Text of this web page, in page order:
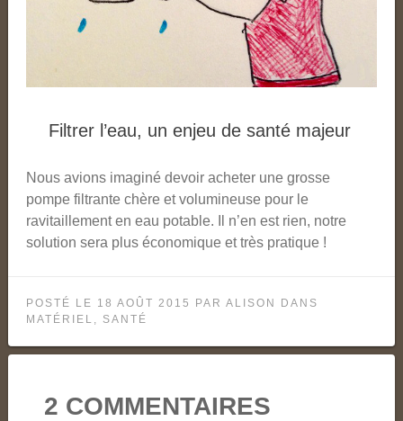
Filtrer l’eau, un enjeu de santé majeur
Nous avions imaginé devoir acheter une grosse
pompe filtrante chère et volumineuse pour le
ravitaillement en eau potable. Il n’en est rien, notre
solution sera plus économique et très pratique !
POSTÉ LE 18 AOÛT 2015 PAR ALISON
DANS
MATÉRIEL , SANTÉ
2 COMMENTAIRES